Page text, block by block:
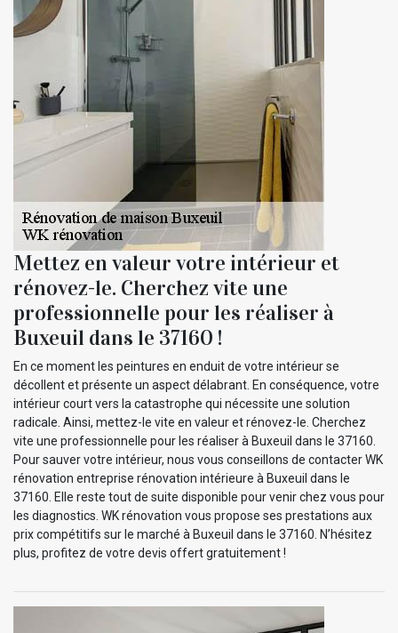
Mettez en valeur votre intérieur et
rénovez-le. Cherchez vite une
professionnelle pour les réaliser à
Buxeuil dans le 37160 !
En ce moment les peintures en enduit de votre intérieur se
décollent et présente un aspect délabrant. En conséquence, votre
intérieur court vers la catastrophe qui nécessite une solution
radicale. Ainsi, mettez-le vite en valeur et rénovez-le. Cherchez
vite une professionnelle pour les réaliser à Buxeuil dans le 37160.
Pour sauver votre intérieur, nous vous conseillons de contacter WK
rénovation entreprise rénovation intérieure à Buxeuil dans le
37160. Elle reste tout de suite disponible pour venir chez vous pour
les diagnostics. WK rénovation vous propose ses prestations aux
prix compétitifs sur le marché à Buxeuil dans le 37160. N’hésitez
plus, profitez de votre devis offert gratuitement !